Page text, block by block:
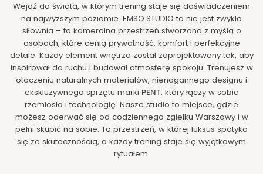
Wejdź do świata, w którym trening staje się doświadczeniem
na najwyższym poziomie. EMSO.STUDIO to nie jest zwykła
siłownia – to kameralna przestrzeń stworzona z myślą o
osobach, które cenią prywatność, komfort i perfekcyjne
detale. Każdy element wnętrza został zaprojektowany tak, aby
inspirował do ruchu i budował atmosferę spokoju. Trenujesz w
otoczeniu naturalnych materiałów, nienagannego designu i
ekskluzywnego sprzętu marki PENT, który łączy w sobie
rzemiosło i technologię. Nasze studio to miejsce, gdzie
możesz oderwać się od codziennego zgiełku Warszawy i w
pełni skupić na sobie. To przestrzeń, w której luksus spotyka
się ze skutecznością, a każdy trening staje się wyjątkowym
rytuałem.